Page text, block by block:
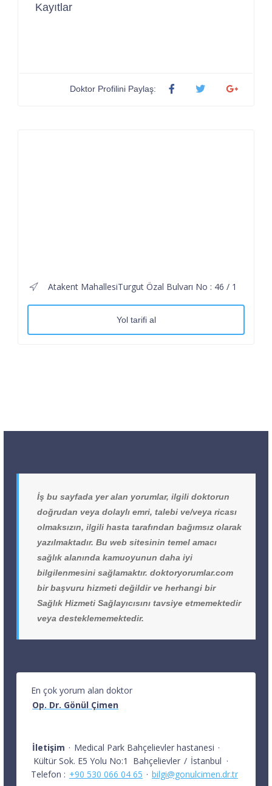
Kayıtlar
Doktor Profilini Paylaş:
Atakent MahallesiTurgut Özal Bulvarı No : 46 / 1
Yol tarifi al
İş bu sayfada yer alan yorumlar, ilgili doktorun
doğrudan veya dolaylı emri, talebi ve/veya ricası
olmaksızın, ilgili hasta tarafından bağımsız olarak
yazılmaktadır. Bu web sitesinin temel amacı
sağlık alanında kamuoyunun daha iyi
bilgilenmesini sağlamaktır. doktoryorumlar.com
bir başvuru hizmeti değildir ve herhangi bir
Sağlık Hizmeti Sağlayıcısını tavsiye etmemektedir
veya desteklememektedir.
En çok yorum alan doktor
Op. Dr. Gönül Çimen
İletişim · Medical Park Bahçelievler hastanesi ·
Kültür Sok. E5 Yolu No:1
Bahçelievler / İstanbul ·
Telefon : +90 530 066 04 65 · bilgi@gonulcimen.dr.tr